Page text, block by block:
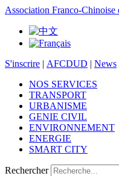
Association Franco-
S'inscrire | AFCDUD | News
NOS SERVICES
TRANSPORT
URBANISME
GENIE CIVIL
ENVIRONNEMENT
ENERGIE
SMART CITY
Rechercher